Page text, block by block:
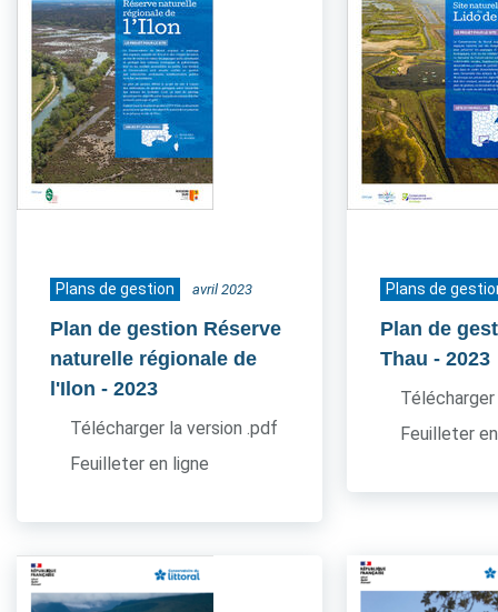
Plans de gestion avril 2023
Plan de gestion Réserve
naturelle régionale de
l'Ilon - 2023
Télécharger la version .pdf
Feuilleter en ligne
Plans de
Plan de
Thau - 2023
Feuilleter